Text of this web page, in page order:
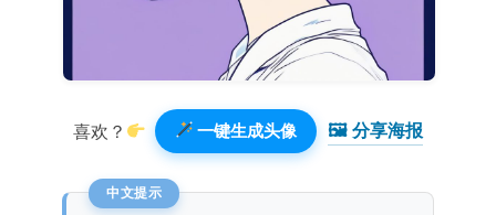
喜欢？ 一键生成头像 🖼 分享海报️